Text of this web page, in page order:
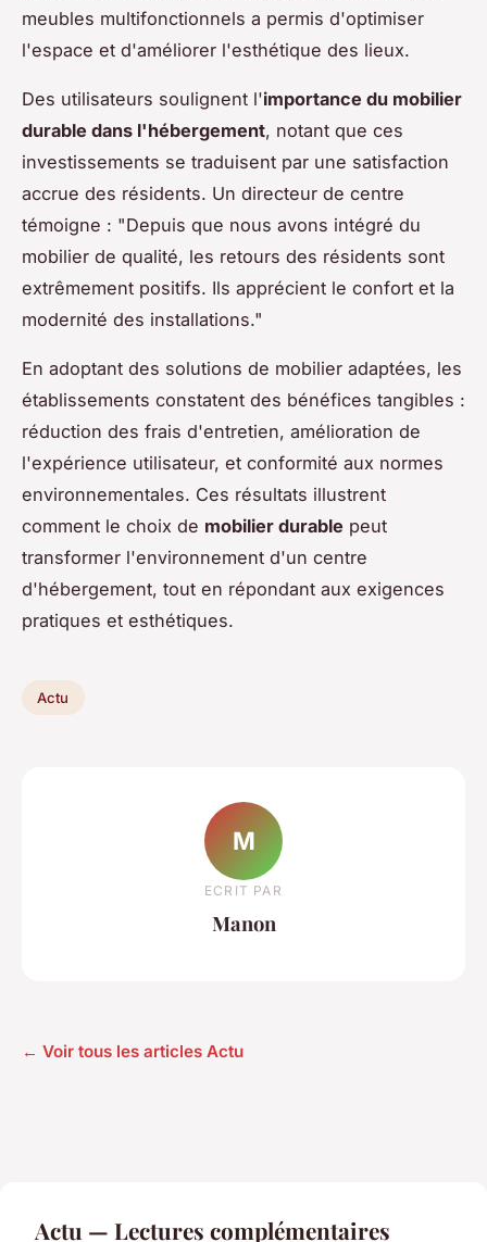
meubles multifonctionnels a permis d'optimiser
l'espace et d'améliorer l'esthétique des lieux.
Des utilisateurs soulignent l'importance du mobilier
durable dans l'hébergement, notant que ces
investissements se traduisent par une satisfaction
accrue des résidents. Un directeur de centre
témoigne : "Depuis que nous avons intégré du
mobilier de qualité, les retours des résidents sont
extrêmement positifs. Ils apprécient le confort et la
modernité des installations."
En adoptant des solutions de mobilier adaptées, les
établissements constatent des bénéfices tangibles :
réduction des frais d'entretien, amélioration de
l'expérience utilisateur, et conformité aux normes
environnementales. Ces résultats illustrent
comment le choix de mobilier durable peut
transformer l'environnement d'un centre
d'hébergement, tout en répondant aux exigences
pratiques et esthétiques.
Actu
M
ECRIT PAR
Manon
← Voir tous les articles Actu
Actu — Lectures complémentaires